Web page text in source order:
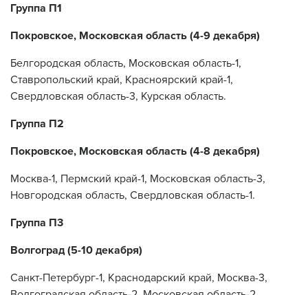
Группа П1
Покровское, Московская область (4-9 декабря)
Белгородская область, Московская область-1,
Ставропольский край, Красноярский край-1,
Свердловская область-3, Курская область.
Группа П2
Покровское, Московская область (4-8 декабря)
Москва-1, Пермский край-1, Московская область-3,
Новгородская область, Свердловская область-1.
Группа П3
Волгоград (5-10 декабря)
Санкт-Петербург-1, Краснодарский край, Москва-3,